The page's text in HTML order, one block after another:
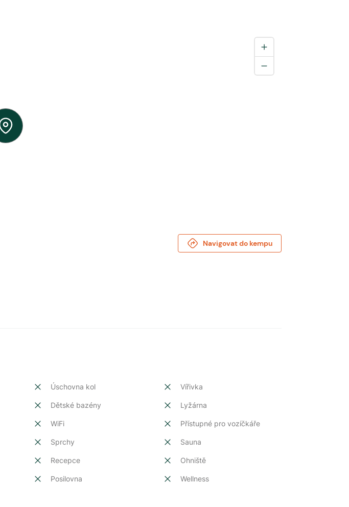
Navigovat do kempu
Úschovna kol Vířivka
Dětské bazény Lyžárna
WiFi Přístupné pro vozíčkáře
Sprchy Sauna
Recepce Ohniště
Posilovna Wellness